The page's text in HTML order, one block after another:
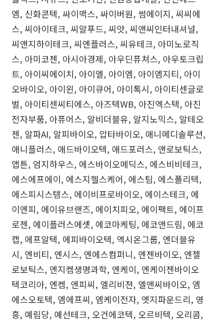
엠, 신화콘텍, 싸이맥스, 싸이버원, 썸에이지, 씨씨에
스, 씨아이테크, 씨알푸드, 씨앗, 씨앤씨인터내셔널,
씨앤지하이테크, 씨엔플러스, 씨유테크, 아미노로직
스, 아미코젠, 아시아경제, 아우딘퓨쳐스, 아우토크립
트, 아이씨에이치, 아이엘, 아이엠, 아이엠지티, 아이
오바이오, 아이윈, 아이큐어, 아이톡시, 아이티센글로
벌, 아이티센씨티에스, 아즈텍WB, 아진엑스텍, 아진
전자부품, 아퓨어스, 알비더블유, 알지노믹스, 알테오
젠, 알파AI, 알피바이오, 압타바이오, 애니메디솔루션,
애니플러스, 애드바이오텍, 애드포러스, 앤로보틱스,
앱튼, 엄지하우스, 에스바이오메딕스, 에스비비테크,
에스에프에이, 에스지헬스케어, 에스팀, 에스폴리텍,
에스피시스템스, 에이비프로바이오, 에이스테크, 에
이엔피, 에이유브랜즈, 에이치피오, 에이팩트, 에이프
로젠, 에이플러스에셋, 에코마케팅, 에코앤드림, 에코
캡, 에프알텍, 에피바이오텍, 엑시온그룹, 엔더블유
시, 엔비티, 엔시스, 엔에스컴퍼니, 엔젠바이오, 엔젤
로보틱스, 엔지켐생명과학, 엔케이, 엔케이젠바이오
텍코리아, 엔켐, 엔피씨, 엘리비젼, 엘앤씨바이오, 엠
에스오토텍, 엠에프씨, 엠케이전자, 엣지파운드리, 영
흥, 예림당, 예선테크, 오건에코텍, 오르비텍, 오리콤,